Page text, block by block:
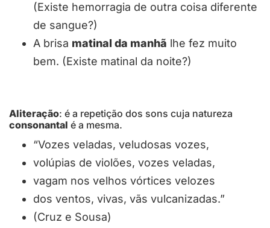
(Existe hemorragia de outra coisa diferente
de sangue?)
A brisa matinal da manhã lhe fez muito
bem. (Existe matinal da noite?)
Aliteração: é a repetição dos sons cuja natureza
consonantal é a mesma.
“Vozes veladas, veludosas vozes,
volúpias de violões, vozes veladas,
vagam nos velhos vórtices velozes
dos ventos, vivas, vãs vulcanizadas.”
(Cruz e Sousa)